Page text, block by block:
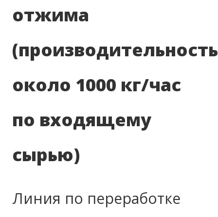
отжима
(производительность
около 1000 кг/час
по входящему
сырью)
Линия по переработке